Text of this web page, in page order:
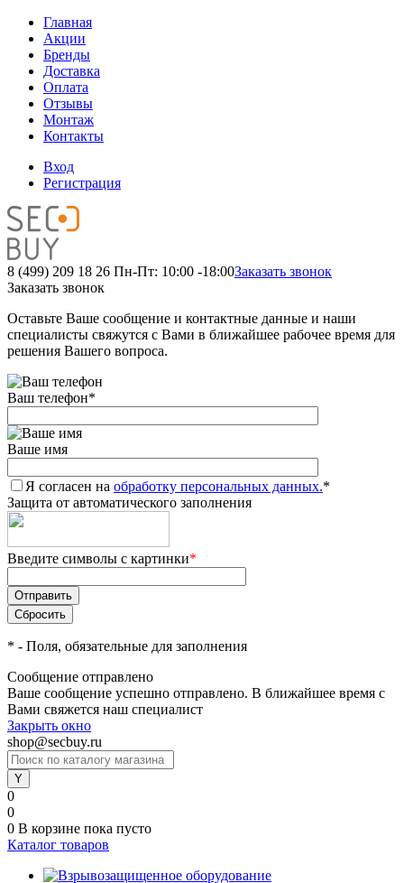
Главная
Акции
Бренды
Доставка
Оплата
Отзывы
Монтаж
Контакты
Вход
Регистрация
8 (499) 209 18 26 Пн-Пт: 10:00 -18:00Заказать звонок
Заказать звонок
Оставьте Ваше сообщение и контактные данные и наши
специалисты свяжутся с Вами в ближайшее рабочее время для
решения Вашего вопроса.
Ваш телефон*
Ваше имя
Я согласен на обработку персональных данных.*
Защита от автоматического заполнения
Введите символы с картинки*
* - Поля, обязательные для заполнения
Сообщение отправлено
Ваше сообщение успешно отправлено. В ближайшее время с
Вами свяжется наш специалист
Закрыть окно
shop@secbuy.ru
0
0
0 В корзине пока пусто
Каталог товаров